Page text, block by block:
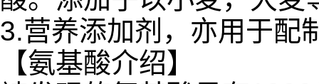
3.营养添加剂，亦用于配
【氨基酸介绍】